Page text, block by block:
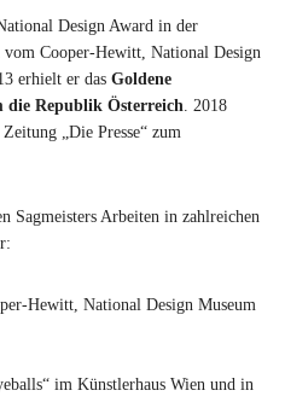
Design Award in der
Cooper-Hewitt, National Design
erhielt er das Goldene
die Republik Österreich. 2018
„Die Presse“ zum
Sagmeisters Arbeiten in zahlreichen
Hewitt, National Design Museum
im Künstlerhaus Wien und in